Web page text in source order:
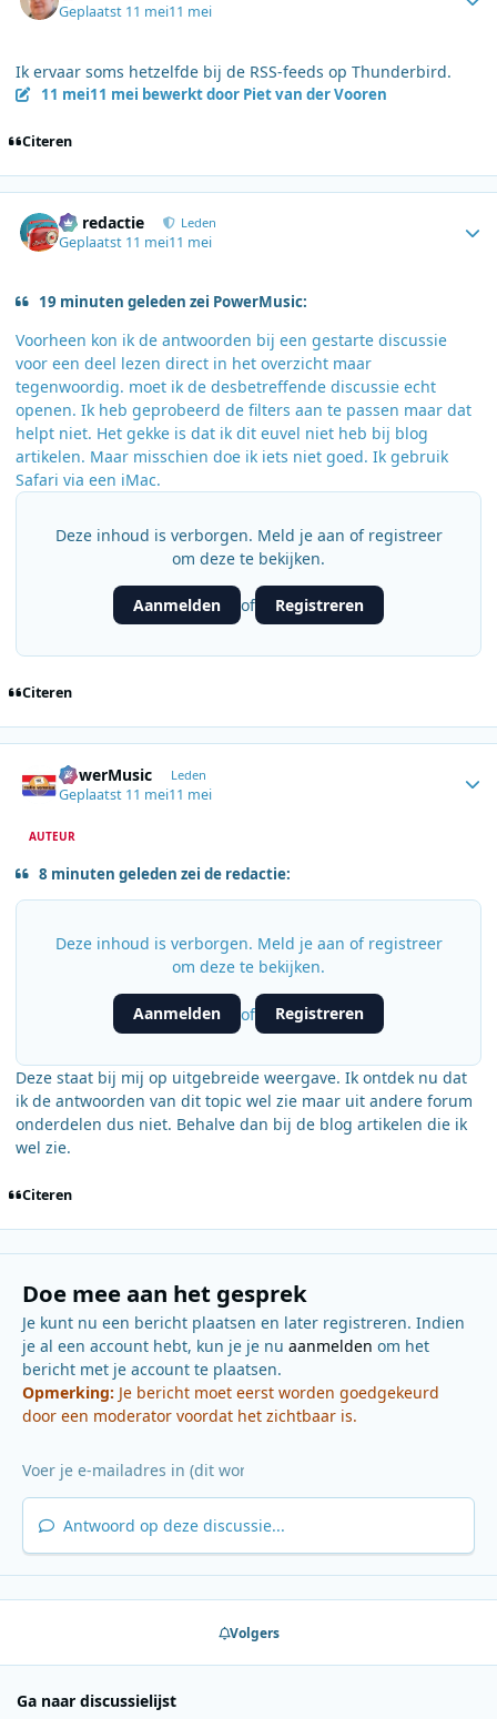
Geplaatst 11 mei11 mei
Ik ervaar soms hetzelfde bij de RSS-feeds op Thunderbird.
11 mei11 mei bewerkt door Piet van der Vooren
Citeren
de redactie Leden
Geplaatst 11 mei11 mei
19 minuten geleden zei PowerMusic:
Voorheen kon ik de antwoorden bij een gestarte discussie
voor een deel lezen direct in het overzicht maar
tegenwoordig. moet ik de desbetreffende discussie echt
openen. Ik heb geprobeerd de filters aan te passen maar dat
helpt niet. Het gekke is dat ik dit euvel niet heb bij blog
artikelen. Maar misschien doe ik iets niet goed. Ik gebruik
Safari via een iMac.
Deze inhoud is verborgen. Meld je aan of registreer
om deze te bekijken.
Aanmelden of Registreren
Citeren
PowerMusic Leden
Geplaatst 11 mei11 mei
AUTEUR
8 minuten geleden zei de redactie:
Deze inhoud is verborgen. Meld je aan of registreer
om deze te bekijken.
Aanmelden of Registreren
Deze staat bij mij op uitgebreide weergave. Ik ontdek nu dat
ik de antwoorden van dit topic wel zie maar uit andere forum
onderdelen dus niet. Behalve dan bij de blog artikelen die ik
wel zie.
Citeren
Doe mee aan het gesprek
Je kunt nu een bericht plaatsen en later registreren. Indien
je al een account hebt, kun je je nu aanmelden om het
bericht met je account te plaatsen.
Opmerking: Je bericht moet eerst worden goedgekeurd
door een moderator voordat het zichtbaar is.
Antwoord op deze discussie...
Volgers
Ga naar discussielijst